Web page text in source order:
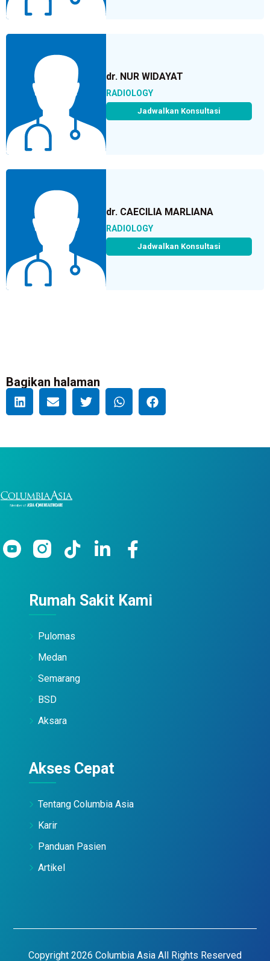
dr. NUR WIDAYAT
RADIOLOGY
Jadwalkan Konsultasi
dr. CAECILIA MARLIANA
RADIOLOGY
Jadwalkan Konsultasi
Bagikan halaman
Rumah Sakit Kami
Pulomas
Medan
Semarang
BSD
Aksara
Akses Cepat
Tentang Columbia Asia
Karir
Panduan Pasien
Artikel
Copyright 2026 Columbia Asia All Rights Reserved